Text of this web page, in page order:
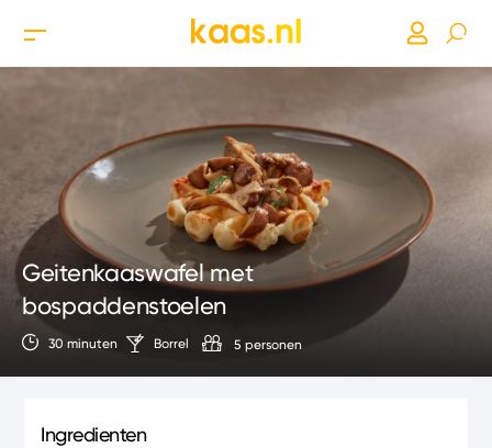
Geitenkaaswafel met
bospaddenstoelen
30 minuten Borrel 5 personen
Ingredienten